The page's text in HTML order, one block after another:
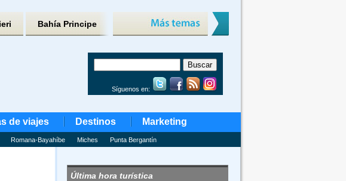
Bahía Principe
Síguenos en:
de viajes Destinos Marketing
Romana-Bayahíbe Miches Punta Bergantín
Última hora turística